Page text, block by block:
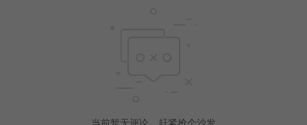
当前暂无评论，赶紧抢个沙发